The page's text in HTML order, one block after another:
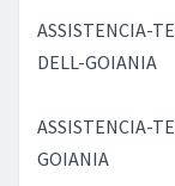
ASSISTENCIA-
DELL-GOIANIA
ASSISTENCIA-
GOIANIA